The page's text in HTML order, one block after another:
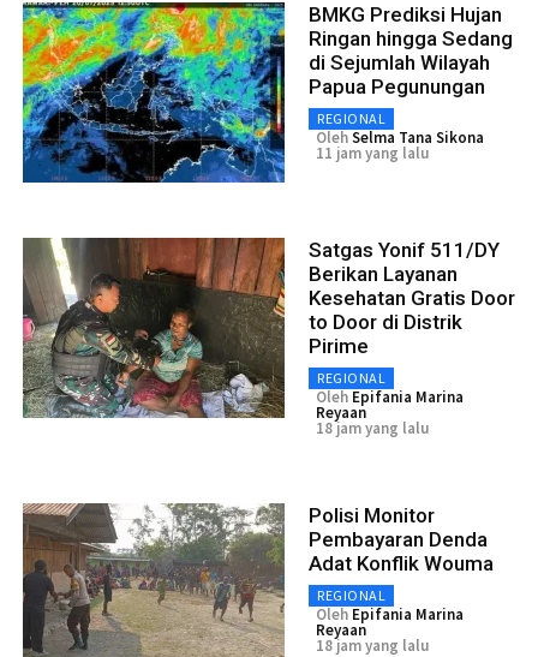
BMKG Prediksi Hujan
Ringan hingga Sedang
di Sejumlah Wilayah
Papua Pegunungan
REGIONAL
OlehSelma Tana Sikona
11 jam yang lalu
Satgas Yonif 511/DY
Berikan Layanan
Kesehatan Gratis Door
to Door di Distrik
Pirime
REGIONAL
Oleh Epifania Marina
Reyaan
18 jam yang lalu
Polisi Monitor
Pembayaran Denda
Adat Konflik Wouma
REGIONAL
Oleh Epifania Marina
Reyaan
18 jam yang lalu